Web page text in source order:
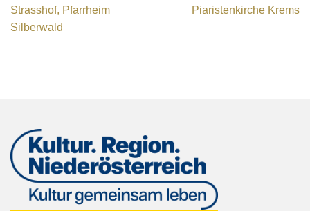
Strasshof, Pfarrheim
Silberwald
Piaristenkirche Krems